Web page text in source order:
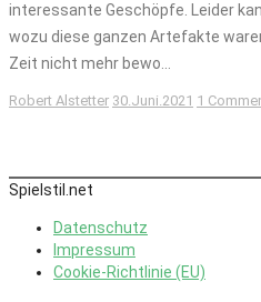
interessante Geschöpfe. Leider
wozu diese ganzen Artefakte
Zeit nicht mehr bewo...
Robert Alstetter 30.Juni.2021 1
Spielstil.net
Datenschutz
Impressum
Cookie-Richtlinie (EU)